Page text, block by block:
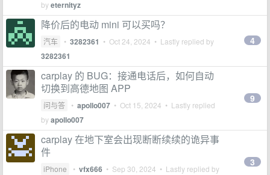
byeternityz
降价后的电动 mini 可以买吗？
汽车 • 3282361 • Oct 24, 2024 • Lastly replied by
3282361
4
carplay 的 BUG：接通电话后，如何自动
切换到高德地图 APP
问与答 • apollo007 • Oct 15, 2024 • Lastly replied
byapollo007
9
carplay 在地下室会出现断断续续的诡异事
件
iPhone • vfx666 • Sep 30, 2024 • Lastly replied by
3